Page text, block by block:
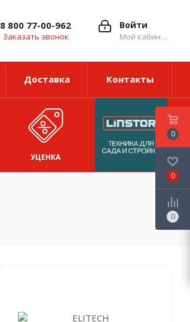
Войти
Мой кабинет
8 800 77-00-962
Заказать звонок
Доставка Контакты
УЦЕНКА
0
0
0